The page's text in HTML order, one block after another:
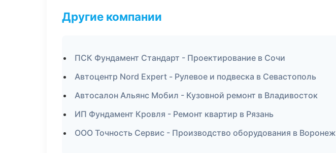
Другие компании
ПСК Фундамент Стандарт - Проектирование в Сочи
Автоцентр Nord Expert - Рулевое и подвеска в Севастополь
Автосалон Альянс Мобил - Кузовной ремонт в Владивосток
ИП Фундамент Кровля - Ремонт квартир в Рязань
ООО Точность Сервис - Производство оборудования в Воронеж